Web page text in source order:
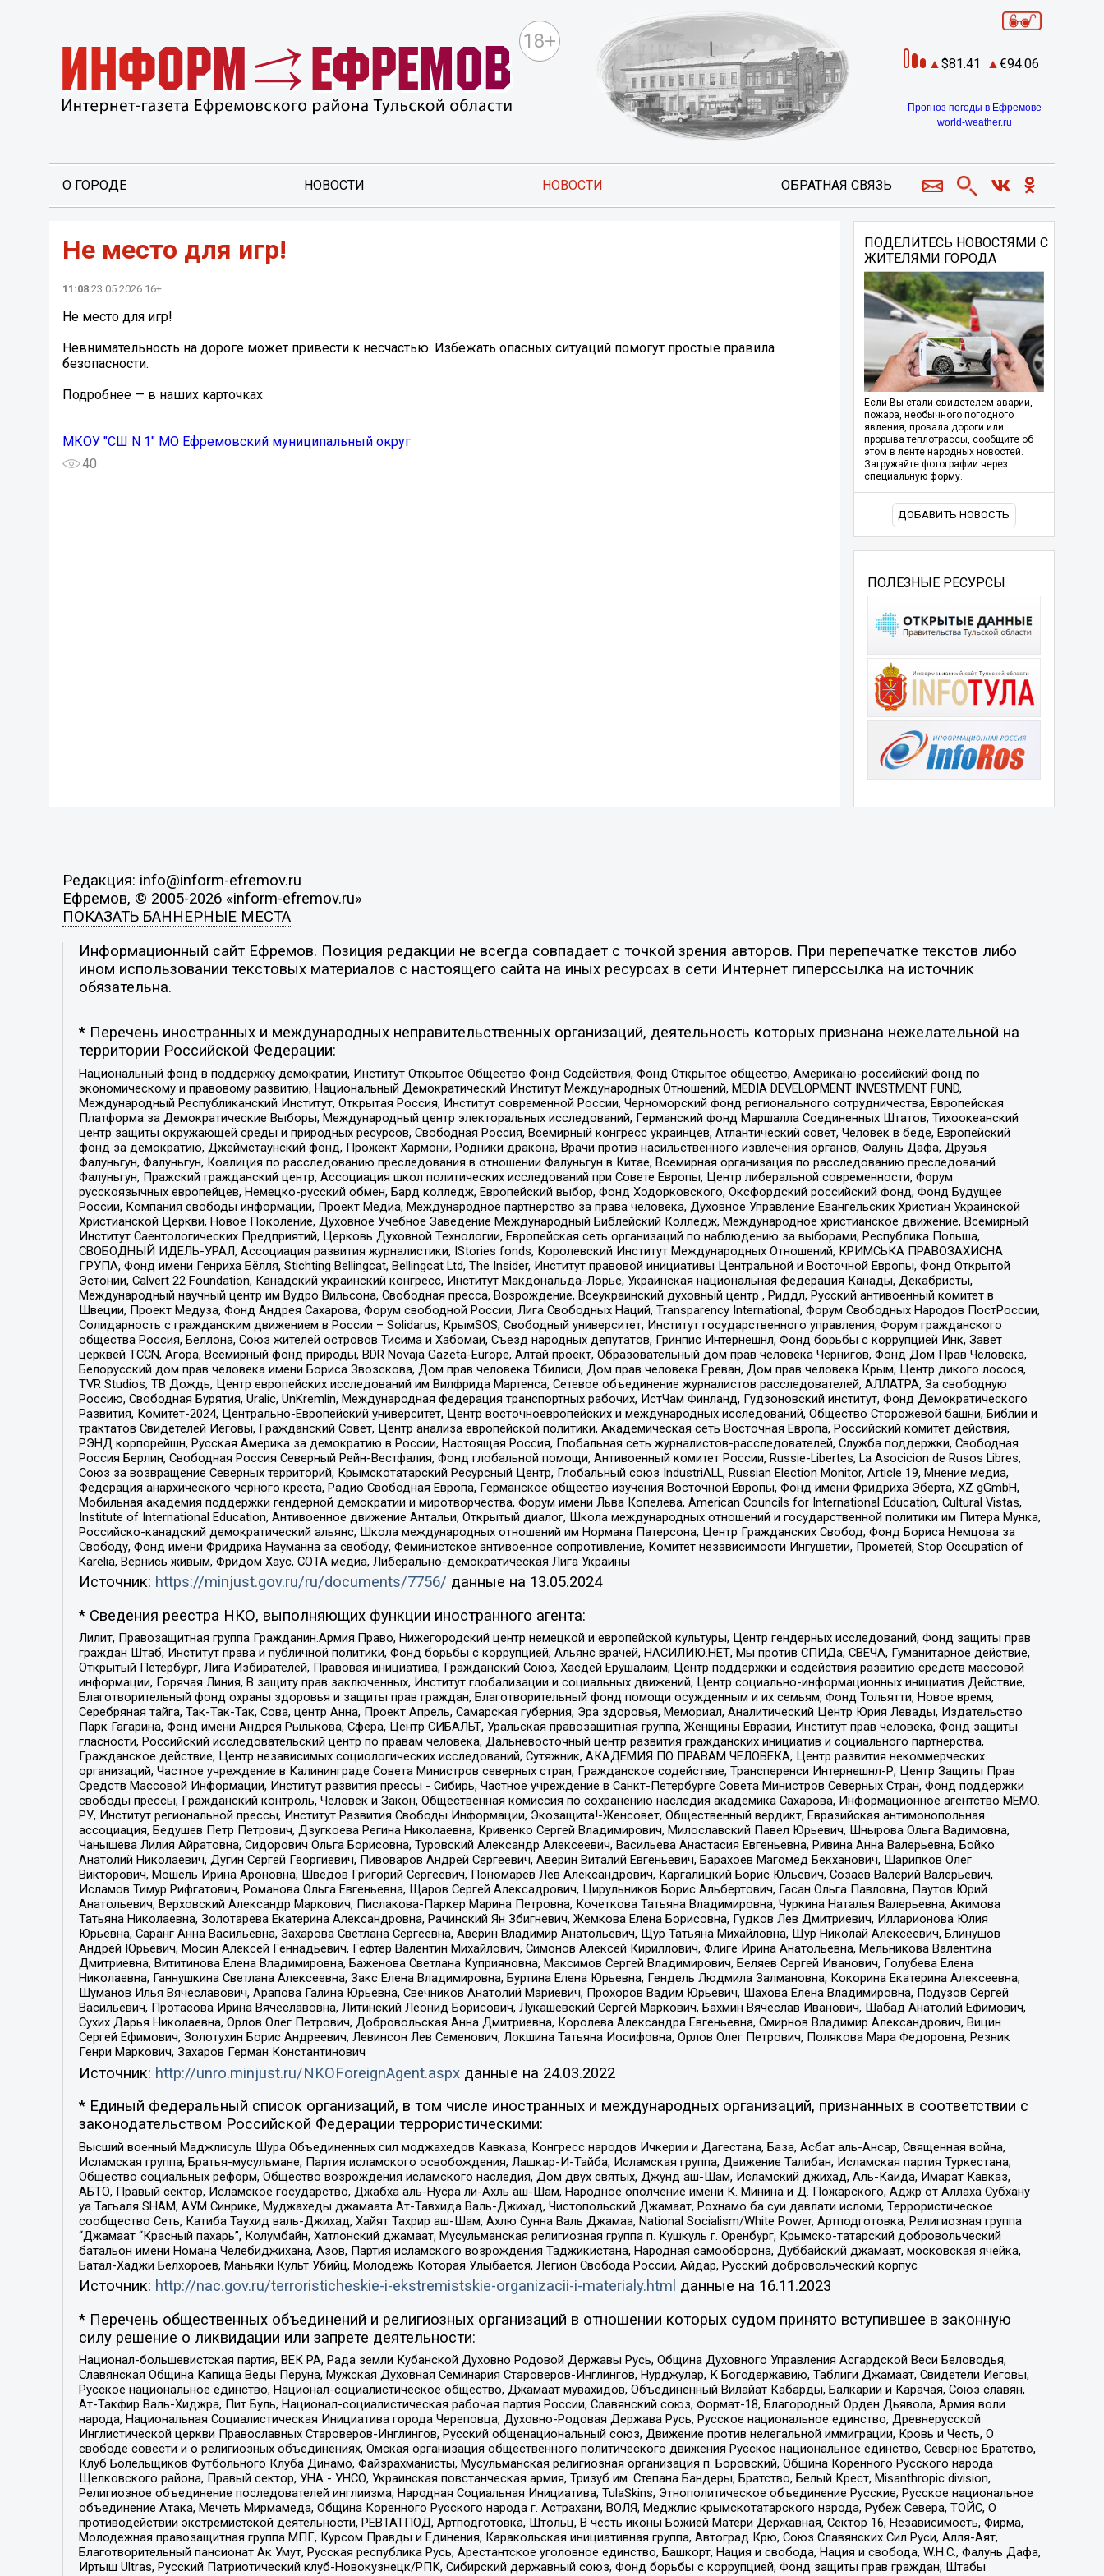
18+
81.41 94.06
Прогноз погоды в Ефремове
world-weather.ru
О ГОРОДЕ НОВОСТИ НОВОСТИ ОБРАТНАЯ СВЯЗЬ
Не место для игр!
11:08 23.05.2026 16+
Не место для игр!
Невнимательность на дороге может привести к несчастью. Избежать опасных ситуаций помогут простые правила
безопасности.
Подробнее — в наших карточках
МКОУ "СШ N 1" МО Ефремовский муниципальный округ
40
ПОДЕЛИТЕСЬ НОВОСТЯМИ С
ЖИТЕЛЯМИ ГОРОДА
Если Вы стали свидетелем аварии,
пожара, необычного погодного
явления, провала дороги или
прорыва теплотрассы, сообщите об
этом в ленте народных новостей.
Загружайте фотографии через
специальную форму.
ДОБАВИТЬ НОВОСТЬ
ПОЛЕЗНЫЕ РЕСУРСЫ
Редакция: info@inform-efremov.ru
Ефремов, © 2005-2026 «inform-efremov.ru»
ПОКАЗАТЬ БАННЕРНЫЕ МЕСТА
Информационный сайт Ефремов. Позиция редакции не всегда совпадает с точкой зрения авторов. При перепечатке текстов либо
ином использовании текстовых материалов с настоящего сайта на иных ресурсах в сети Интернет гиперссылка на источник
обязательна.
* Перечень иностранных и международных неправительственных организаций, деятельность которых признана нежелательной на
территории Российской Федерации:
Национальный фонд в поддержку демократии, Институт Открытое Общество Фонд Содействия, Фонд Открытое общество, Американо-российский фонд по
экономическому и правовому развитию, Национальный Демократический Институт Международных Отношений, MEDIA DEVELOPMENT INVESTMENT FUND,
Международный Республиканский Институт, Открытая Россия, Институт современной России, Черноморский фонд регионального сотрудничества, Европейская
Платформа за Демократические Выборы, Международный центр электоральных исследований, Германский фонд Маршалла Соединенных Штатов, Тихоокеанский
центр защиты окружающей среды и природных ресурсов, Свободная Россия, Всемирный конгресс украинцев, Атлантический совет, Человек в беде, Европейский
фонд за демократию, Джеймстаунский фонд, Прожект Хармони, Родники дракона, Врачи против насильственного извлечения органов, Фалунь Дафа, Друзья
Фалуньгун, Фалуньгун, Коалиция по расследованию преследования в отношении Фалуньгун в Китае, Всемирная организация по расследованию преследований
Фалуньгун, Пражский гражданский центр, Ассоциация школ политических исследований при Совете Европы, Центр либеральной современности, Форум
русскоязычных европейцев, Немецко-русский обмен, Бард колледж, Европейский выбор, Фонд Ходорковского, Оксфордский российский фонд, Фонд Будущее
России, Компания свободы информации, Проект Медиа, Международное партнерство за права человека, Духовное Управление Евангельских Христиан Украинской
Христианской Церкви, Новое Поколение, Духовное Учебное Заведение Международный Библейский Колледж, Международное христианское движение, Всемирный
Институт Саентологических Предприятий, Церковь Духовной Технологии, Европейская сеть организаций по наблюдению за выборами, Республика Польша,
СВОБОДНЫЙ ИДЕЛЬ-УРАЛ, Ассоциация развития журналистики, IStories fonds, Королевский Институт Международных Отношений, КРИМСЬКА ПРАВОЗАХИСНА
ГРУПА, Фонд имени Генриха Бёлля, Stichting Bellingcat, Bellingcat Ltd, The Insider, Институт правовой инициативы Центральной и Восточной Европы, Фонд Открытой
Эстонии, Calvert 22 Foundation, Канадский украинский конгресс, Институт Макдональда-Лорье, Украинская национальная федерация Канады, Декабристы,
Международный научный центр им Вудро Вильсона, Свободная пресса, Возрождение, Всеукраинский духовный центр , Риддл, Русский антивоенный комитет в
Швеции, Проект Медуза, Фонд Андрея Сахарова, Форум свободной России, Лига Свободных Наций, Transparеncy International, Форум Свободных Народов ПостРоссии,
Солидарность с гражданским движением в России – Solidarus, КрымSOS, Свободный университет, Институт государственного управления, Форум гражданского
общества Россия, Беллона, Союз жителей островов Тисима и Хабомаи, Съезд народных депутатов, Гринпис Интернешнл, Фонд борьбы с коррупцией Инк, Завет
церквей TCCN, Агора, Всемирный фонд природы, BDR Novaja Gazeta-Europe, Алтай проект, Образовательный дом прав человека Чернигов, Фонд Дом Прав Человека,
Белорусский дом прав человека имени Бориса Звозскова, Дом прав человека Тбилиси, Дом прав человека Ереван, Дом прав человека Крым, Центр дикого лосося,
TVR Studios, ТВ Дождь, Центр европейских исследований им Вилфрида Мартенса, Сетевое объединение журналистов расследователей, АЛЛАТРА, За свободную
Россию, Свободная Бурятия, Uralic, UnKremlin, Международная федерация транспортных рабочих, ИстЧам Финланд, Гудзоновский институт, Фонд Демократического
Развития, Комитет-2024, Центрально-Европейский университет, Центр восточноевропейских и международных исследований, Общество Сторожевой башни, Библии и
трактатов Свидетелей Иеговы, Гражданский Совет, Центр анализа европейской политики, Академическая сеть Восточная Европа, Российский комитет действия,
РЭНД корпорейшн, Русская Америка за демократию в России, Настоящая Россия, Глобальная сеть журналистов-расследователей, Служба поддержки, Свободная
Россия Берлин, Свободная Россия Северный Рейн-Вестфалия, Фонд глобальной помощи, Антивоенный комитет России, Russie-Libertes, La Asocicion de Rusos Libres,
Союз за возвращение Северных территорий, Крымскотатарский Ресурсный Центр, Глобальный союз IndustriALL, Russian Election Monitor, Article 19, Мнение медиа,
Федерация анархического черного креста, Радио Свободная Европа, Германское общество изучения Восточной Европы, Фонд имени Фридриха Эберта, XZ gGmbH,
Мобильная академия поддержки гендерной демократии и миротворчества, Форум имени Льва Копелева, American Councils for International Education, Cultural Vistas,
Institute of International Education, Антивоенное движение Антальи, Открытый диалог, Школа международных отношений и государственной политики им Питера Мунка,
Российско-канадский демократический альянс, Школа международных отношений им Нормана Патерсона, Центр Гражданских Свобод, Фонд Бориса Немцова за
Свободу, Фонд имени Фридриха Науманна за свободу, Феминистское антивоенное сопротивление, Комитет независимости Ингушетии, Прометей, Stop Occupation of
Karelia, Вернись живым, Фридом Хаус, СОТА медиа, Либерально-демократическая Лига Украины
Источник: https://minjust.gov.ru/ru/documents/7756/ данные на 13.05.2024
* Сведения реестра НКО, выполняющих функции иностранного агента:
Лилит, Правозащитная группа Гражданин.Армия.Право, Нижегородский центр немецкой и европейской культуры, Центр гендерных исследований, Фонд защиты прав
граждан Штаб, Институт права и публичной политики, Фонд борьбы с коррупцией, Альянс врачей, НАСИЛИЮ.НЕТ, Мы против СПИДа, СВЕЧА, Гуманитарное действие,
Открытый Петербург, Лига Избирателей, Правовая инициатива, Гражданский Союз, Хасдей Ерушалаим, Центр поддержки и содействия развитию средств массовой
информации, Горячая Линия, В защиту прав заключенных, Институт глобализации и социальных движений, Центр социально-информационных инициатив Действие,
Благотворительный фонд охраны здоровья и защиты прав граждан, Благотворительный фонд помощи осужденным и их семьям, Фонд Тольятти, Новое время,
Серебряная тайга, Так-Так-Так, Сова, центр Анна, Проект Апрель, Самарская губерния, Эра здоровья, Мемориал, Аналитический Центр Юрия Левады, Издательство
Парк Гагарина, Фонд имени Андрея Рылькова, Сфера, Центр СИБАЛЬТ, Уральская правозащитная группа, Женщины Евразии, Институт прав человека, Фонд защиты
гласности, Российский исследовательский центр по правам человека, Дальневосточный центр развития гражданских инициатив и социального партнерства,
Гражданское действие, Центр независимых социологических исследований, Сутяжник, АКАДЕМИЯ ПО ПРАВАМ ЧЕЛОВЕКА, Центр развития некоммерческих
организаций, Частное учреждение в Калининграде Совета Министров северных стран, Гражданское содействие, Трансперенси Интернешнл-Р, Центр Защиты Прав
Средств Массовой Информации, Институт развития прессы - Сибирь, Частное учреждение в Санкт-Петербурге Совета Министров Северных Стран, Фонд поддержки
свободы прессы, Гражданский контроль, Человек и Закон, Общественная комиссия по сохранению наследия академика Сахарова, Информационное агентство МЕМО.
РУ, Институт региональной прессы, Институт Развития Свободы Информации, Экозащита!-Женсовет, Общественный вердикт, Евразийская антимонопольная
ассоциация, Бедушев Петр Петрович, Дзугкоева Регина Николаевна, Кривенко Сергей Владимирович, Милославский Павел Юрьевич, Шнырова Ольга Вадимовна,
Чанышева Лилия Айратовна, Сидорович Ольга Борисовна, Туровский Александр Алексеевич, Васильева Анастасия Евгеньевна, Ривина Анна Валерьевна, Бойко
Анатолий Николаевич, Дугин Сергей Георгиевич, Пивоваров Андрей Сергеевич, Аверин Виталий Евгеньевич, Барахоев Магомед Бекханович, Шарипков Олег
Викторович, Мошель Ирина Ароновна, Шведов Григорий Сергеевич, Пономарев Лев Александрович, Каргалицкий Борис Юльевич, Созаев Валерий Валерьевич,
Исламов Тимур Рифгатович, Романова Ольга Евгеньевна, Щаров Сергей Алексадрович, Цирульников Борис Альбертович, Гасан Ольга Павловна, Паутов Юрий
Анатольевич, Верховский Александр Маркович, Пислакова-Паркер Марина Петровна, Кочеткова Татьяна Владимировна, Чуркина Наталья Валерьевна, Акимова
Татьяна Николаевна, Золотарева Екатерина Александровна, Рачинский Ян Збигневич, Жемкова Елена Борисовна, Гудков Лев Дмитриевич, Илларионова Юлия
Юрьевна, Саранг Анна Васильевна, Захарова Светлана Сергеевна, Аверин Владимир Анатольевич, Щур Татьяна Михайловна, Щур Николай Алексеевич, Блинушов
Андрей Юрьевич, Мосин Алексей Геннадьевич, Гефтер Валентин Михайлович, Симонов Алексей Кириллович, Флиге Ирина Анатольевна, Мельникова Валентина
Дмитриевна, Вититинова Елена Владимировна, Баженова Светлана Куприяновна, Максимов Сергей Владимирович, Беляев Сергей Иванович, Голубева Елена
Николаевна, Ганнушкина Светлана Алексеевна, Закс Елена Владимировна, Буртина Елена Юрьевна, Гендель Людмила Залмановна, Кокорина Екатерина Алексеевна,
Шуманов Илья Вячеславович, Арапова Галина Юрьевна, Свечников Анатолий Мариевич, Прохоров Вадим Юрьевич, Шахова Елена Владимировна, Подузов Сергей
Васильевич, Протасова Ирина Вячеславовна, Литинский Леонид Борисович, Лукашевский Сергей Маркович, Бахмин Вячеслав Иванович, Шабад Анатолий Ефимович,
Сухих Дарья Николаевна, Орлов Олег Петрович, Добровольская Анна Дмитриевна, Королева Александра Евгеньевна, Смирнов Владимир Александрович, Вицин
Сергей Ефимович, Золотухин Борис Андреевич, Левинсон Лев Семенович, Локшина Татьяна Иосифовна, Орлов Олег Петрович, Полякова Мара Федоровна, Резник
Генри Маркович, Захаров Герман Константинович
Источник: http://unro.minjust.ru/NKOForeignAgent.aspxданные на 24.03.2022
* Единый федеральный список организаций, в том числе иностранных и международных организаций, признанных в соответствии с
законодательством Российской Федерации террористическими:
Высший военный Маджлисуль Шура Объединенных сил моджахедов Кавказа, Конгресс народов Ичкерии и Дагестана, База, Асбат аль-Ансар, Священная война,
Исламская группа, Братья-мусульмане, Партия исламского освобождения, Лашкар-И-Тайба, Исламская группа, Движение Талибан, Исламская партия Туркестана,
Общество социальных реформ, Общество возрождения исламского наследия, Дом двух святых, Джунд аш-Шам, Исламский джихад, Аль-Каида, Имарат Кавказ,
АБТО, Правый сектор, Исламское государство, Джабха аль-Нусра ли-Ахль аш-Шам, Народное ополчение имени К. Минина и Д. Пожарского, Аджр от Аллаха Субхану
уа Тагьаля SHAM, АУМ Синрике, Муджахеды джамаата Ат-Тавхида Валь-Джихад, Чистопольский Джамаат, Рохнамо ба суи давлати исломи, Террористическое
сообщество Сеть, Катиба Таухид валь-Джихад, Хайят Тахрир аш-Шам, Ахлю Сунна Валь Джамаа, National Socialism/White Power, Артподготовка, Религиозная группа
“Джамаат “Красный пахарь”, Колумбайн, Хатлонский джамаат, Мусульманская религиозная группа п. Кушкуль г. Оренбург, Крымско-татарский добровольческий
батальон имени Номана Челебиджихана, Азов, Партия исламского возрождения Таджикистана, Народная самооборона, Дуббайский джамаат, московская ячейка,
Батал-Хаджи Белхороев, Маньяки Культ Убийц, Молодёжь Которая Улыбается, Легион Свобода России, Айдар, Русский добровольческий корпус
Источник: http://nac.gov.ru/terroristicheskie-i-ekstremistskie-organizacii-i-materialy.html данные на 16.11.2023
* Перечень общественных объединений и религиозных организаций в отношении которых судом принято вступившее в законную
силу решение о ликвидации или запрете деятельности:
Национал-большевистская партия, ВЕК РА, Рада земли Кубанской Духовно Родовой Державы Русь, Община Духовного Управления Асгардской Веси Беловодья,
Славянская Община Капища Веды Перуна, Мужская Духовная Семинария Староверов-Инглингов, Нурджулар, К Богодержавию, Таблиги Джамаат, Свидетели Иеговы,
Русское национальное единство, Национал-социалистическое общество, Джамаат мувахидов, Объединенный Вилайат Кабарды, Балкарии и Карачая, Союз славян,
Ат-Такфир Валь-Хиджра, Пит Буль, Национал-социалистическая рабочая партия России, Славянский союз, Формат-18, Благородный Орден Дьявола, Армия воли
народа, Национальная Социалистическая Инициатива города Череповца, Духовно-Родовая Держава Русь, Русское национальное единство, Древнерусской
Инглистической церкви Православных Староверов-Инглингов, Русский общенациональный союз, Движение против нелегальной иммиграции, Кровь и Честь, О
свободе совести и о религиозных объединениях, Омская организация общественного политического движения Русское национальное единство, Северное Братство,
Клуб Болельщиков Футбольного Клуба Динамо, Файзрахманисты, Мусульманская религиозная организация п. Боровский, Община Коренного Русского народа
Щелковского района, Правый сектор, УНА - УНСО, Украинская повстанческая армия, Тризуб им. Степана Бандеры, Братство, Белый Крест, Misanthropic division,
Религиозное объединение последователей инглиизма, Народная Социальная Инициатива, TulaSkins, Этнополитическое объединение Русские, Русское национальное
объединение Атака, Мечеть Мирмамеда, Община Коренного Русского народа г. Астрахани, ВОЛЯ, Меджлис крымскотатарского народа, Рубеж Севера, ТОЙС, О
противодействии экстремистской деятельности, РЕВТАТПОД, Артподготовка, Штольц, В честь иконы Божией Матери Державная, Сектор 16, Независимость, Фирма,
Молодежная правозащитная группа МПГ, Курсом Правды и Единения, Каракольская инициативная группа, Автоград Крю, Союз Славянских Сил Руси, Алля-Аят,
Благотворительный пансионат Ак Умут, Русская республика Русь, Арестантское уголовное единство, Башкорт, Нация и свобода, Нация и свобода, W.H.С., Фалунь Дафа,
Иртыш Ultras, Русский Патриотический клуб-Новокузнецк/РПК, Сибирский державный союз, Фонд борьбы с коррупцией, Фонд защиты прав граждан, Штабы